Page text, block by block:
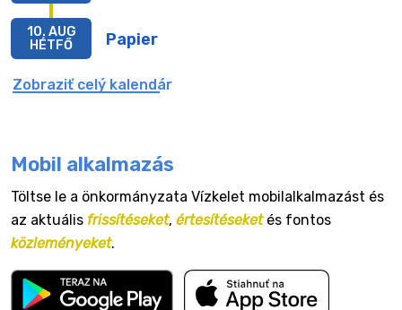
Papier
10. AUG
HÉTFŐ
Zobraziť celý kalendár
Mobil alkalmazás
Töltse le a önkormányzata Vízkelet mobilalkalmazást és
az aktuális frissítéseket, értesítéseketés fontos
közleményeket.